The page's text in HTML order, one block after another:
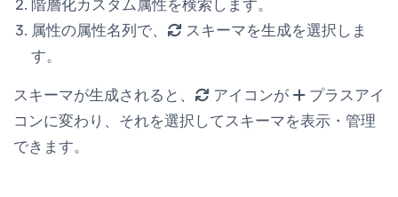
階層化カスタム属性を検索します。
属性の属性名列で、 スキーマを生成を選択しま
す。
スキーマが生成されると、
アイコンが
プラスアイ
コンに変わり、それを選択してスキーマを表示・管理
できます。